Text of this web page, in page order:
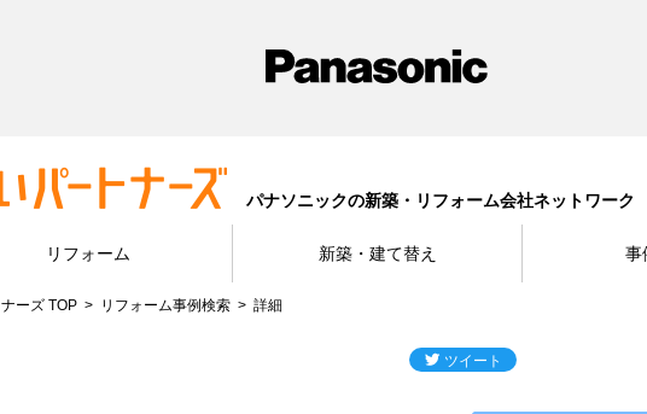
パナソニックの新築・リフォーム会社ネットワーク
リフォーム 新築・建て替え 事
ーズ TOP リフォーム事例検索 詳細